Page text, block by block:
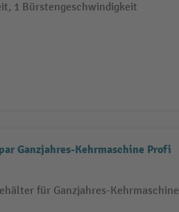
1 Bürstengeschwindigkeit
Ganzjahres-Kehrmaschine Profi
für Ganzjahres-Kehrmaschine